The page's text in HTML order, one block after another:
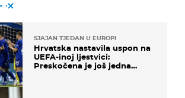
SJAJAN TJEDAN U EUROPI
Hrvatska nastavila uspon na
UEFA-inoj ljestvici:
Preskočena je još jedna